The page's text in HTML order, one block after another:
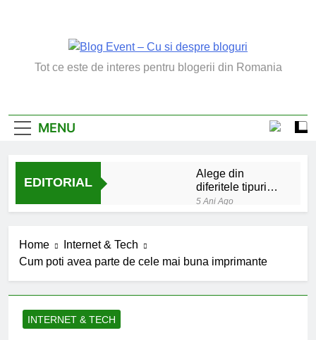
Blog Event – Cu Si
Tot ce este de interes pentru blogerii din Romania
MENU
EDITORIAL
Alege din
diferitele tipuri
de bratara de
argint
5 Ani Ago
Lucruri esentiale
invatate de la copilul
meu
Home
Internet & Tech
Cum poti avea parte de cele mai buna imprimante
INTERNET & TECH